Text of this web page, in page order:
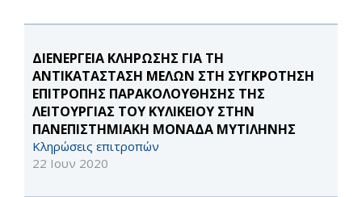
ΔΙΕΝΕΡΓΕΙΑ ΚΛΗΡΩΣΗΣ ΓΙΑ ΤΗ
ΑΝΤΙΚΑΤΑΣΤΑΣΗ ΜΕΛΩΝ ΣΤΗ ΣΥΓΚΡΟΤΗΣΗ
ΕΠΙΤΡΟΠΗΣ ΠΑΡΑΚΟΛΟΥΘΗΣΗΣ ΤΗΣ
ΛΕΙΤΟΥΡΓΙΑΣ ΤΟΥ ΚΥΛΙΚΕΙΟΥ ΣΤΗΝ
ΠΑΝΕΠΙΣΤΗΜΙΑΚΗ ΜΟΝΑΔΑ ΜΥΤΙΛΗΝΗΣ
Κληρώσεις επιτροπών
22 Ιουν 2020